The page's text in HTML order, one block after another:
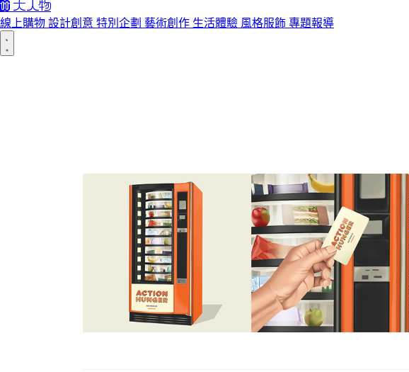
線上購物 設計創意 特別企劃 藝術創作 生活體驗 風格服飾 專題報導